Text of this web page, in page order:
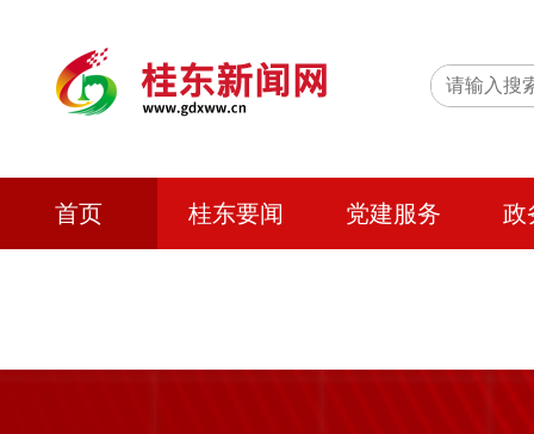
首页 桂东要闻 党建服务 政